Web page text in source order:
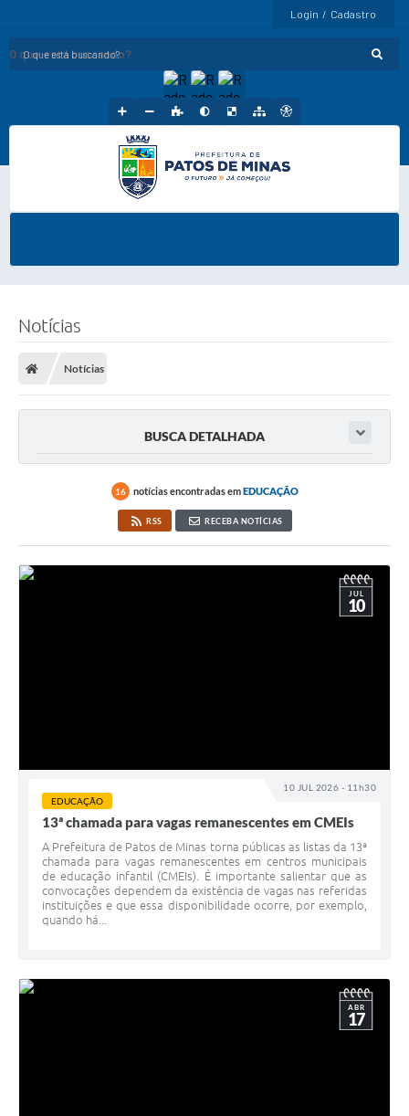
Login / Cadastro
O que está buscando?
Notícias
Notícias
BUSCA DETALHADA
16 notícias encontradas emEDUCAÇÃO
RSS RECEBA NOTÍCIAS
10 JUL 2026 - 11h30
JUL
10
EDUCAÇÃO
13ª chamada para vagas remanescentes em CMEIs
A Prefeitura de Patos de Minas torna públicas as listas da 13ª
chamada para vagas remanescentes em centros municipais
de educação infantil (CMEIs). É importante salientar que as
convocações dependem da existência de vagas nas referidas
instituições e que essa disponibilidade ocorre, por exemplo,
quando há...
ABR
17